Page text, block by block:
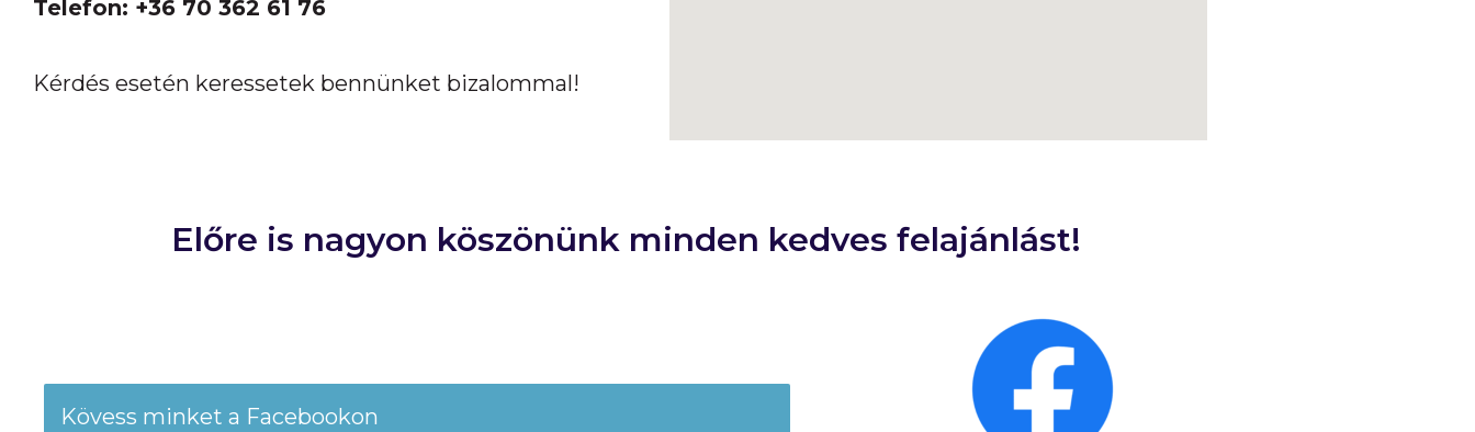
Telefon: +36 70 362 61 76
Kérdés esetén keressetek bennünket bizalommal!
Előre is nagyon köszönünk minden kedves felajánlást!
Kövess minket a Facebookon